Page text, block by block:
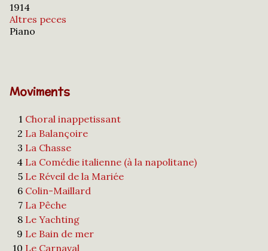
1914
Altres peces
Piano
Moviments
1 Choral inappetissant
2 La Balançoire
3 La Chasse
4 La Comédie italienne (à la napolitane)
5 Le Réveil de la Mariée
6 Colin-Maillard
7 La Pêche
8 Le Yachting
9 Le Bain de mer
10 Le Carnaval